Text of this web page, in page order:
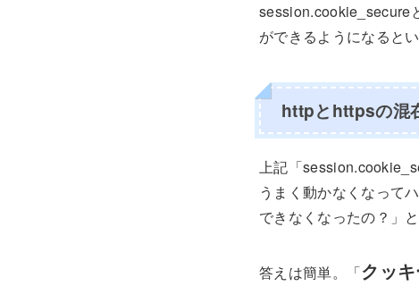
session.cookie_secure
ができるようになるとい
httpとhttpsの混
上記「
うまく動かなくなって
できなくなったの？」と
答えは簡単。「クッ